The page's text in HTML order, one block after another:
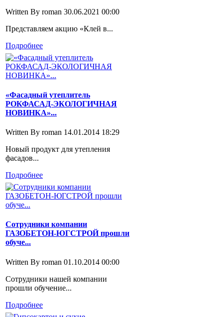
Written By roman 30.06.2021 00:00
Представляем акцию «Клей в...
Подробнее
«Фасадный утеплитель
РОКФАСАД-ЭКОЛОГИЧНАЯ
НОВИНКА»...
Written By roman 14.01.2014 18:29
Новый продукт для утепления
фасадов...
Подробнее
Сотрудники компании
ГАЗОБЕТОН-ЮГСТРОЙ прошли
обуче...
Written By roman 01.10.2014 00:00
Сотрудники нашей компании
прошли обучение...
Подробнее